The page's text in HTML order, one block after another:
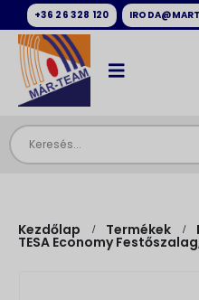
+36 26 328 120
Kezdőlap Termékek
TESA Economy